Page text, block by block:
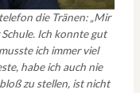
die Tränen: „Mir
Ich konnte gut
ich immer viel
habe ich auch nie
zu stellen, ist nicht